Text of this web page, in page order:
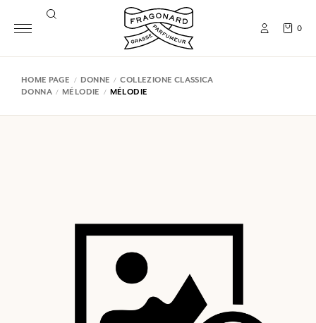
0
HOME PAGE DONNE
COLLEZIONE CLASSICA
DONNA
MÉLODIE MÉLODIE